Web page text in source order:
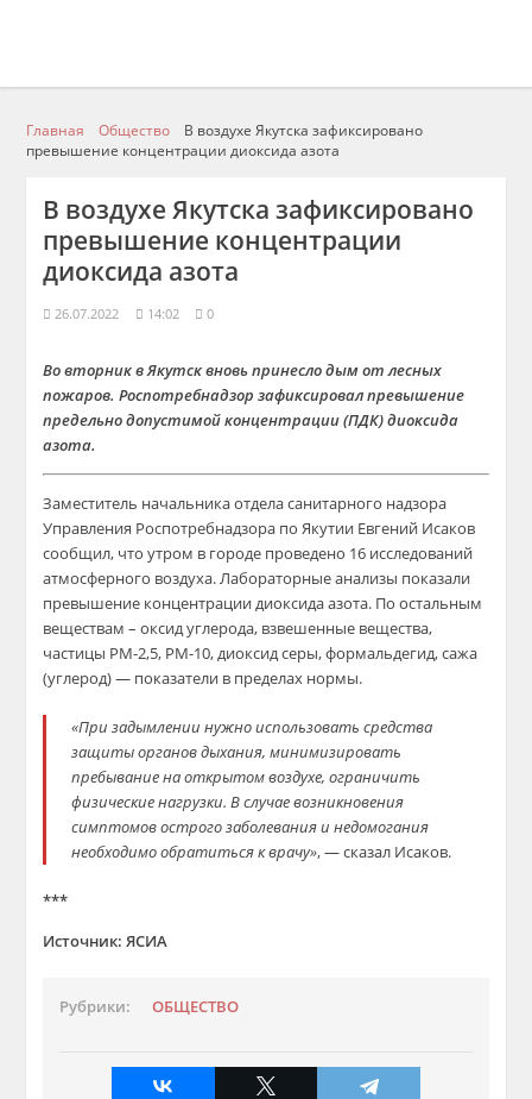
Главная Общество
В воздухе Якутска зафиксировано
превышение концентрации диоксида азота
В воздухе Якутска зафиксировано
превышение концентрации
диоксида азота
26.07.2022 14:02 0
Во вторник в Якутск вновь принесло дым от лесных
пожаров. Роспотребнадзор зафиксировал превышение
предельно допустимой концентрации (ПДК) диоксида
азота.
Заместитель начальника отдела санитарного надзора
Управления Роспотребнадзора по Якутии Евгений Исаков
сообщил, что утром в городе проведено 16 исследований
атмосферного воздуха. Лабораторные анализы показали
превышение концентрации диоксида азота. По остальным
веществам – оксид углерода, взвешенные вещества,
частицы РМ-2,5, РМ-10, диоксид серы, формальдегид, сажа
(углерод) — показатели в пределах нормы.
«При задымлении нужно использовать средства
защиты органов дыхания, минимизировать
пребывание на открытом воздухе, ограничить
физические нагрузки. В случае возникновения
симптомов острого заболевания и недомогания
необходимо обратиться к врачу», — сказал Исаков.
***
Источник: ЯСИА
Рубрики: ОБЩЕСТВО